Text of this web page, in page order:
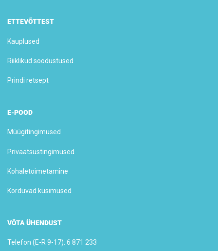
ETTEVÕTTEST
Kauplused
Riiklikud soodustused
Prindi retsept
E-POOD
Müügitingimused
Privaatsustingimused
Kohaletoimetamine
Korduvad küsimused
VÕTA ÜHENDUST
Telefon (E-R 9-17): 6 871 233